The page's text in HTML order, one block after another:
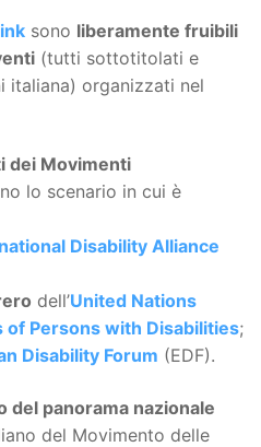
sono liberamente fruibili
(tutti sottotitolati e
italiana) organizzati nel
dei Movimenti
lo scenario in cui è
Disability Alliance
dell’United Nations
Persons with Disabilities;
Disability Forum (EDF).
del panorama nazionale
del Movimento delle